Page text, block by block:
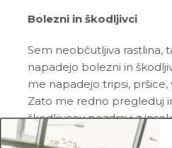
Bolezni in škodljivci
Sem neobčutljiva rastlina,
napadejo bolezni in
me napadejo tripsi, pršice,
Zato me redno pregleduj
škodljivcev pozdravi z
Neem tonika
in vode.